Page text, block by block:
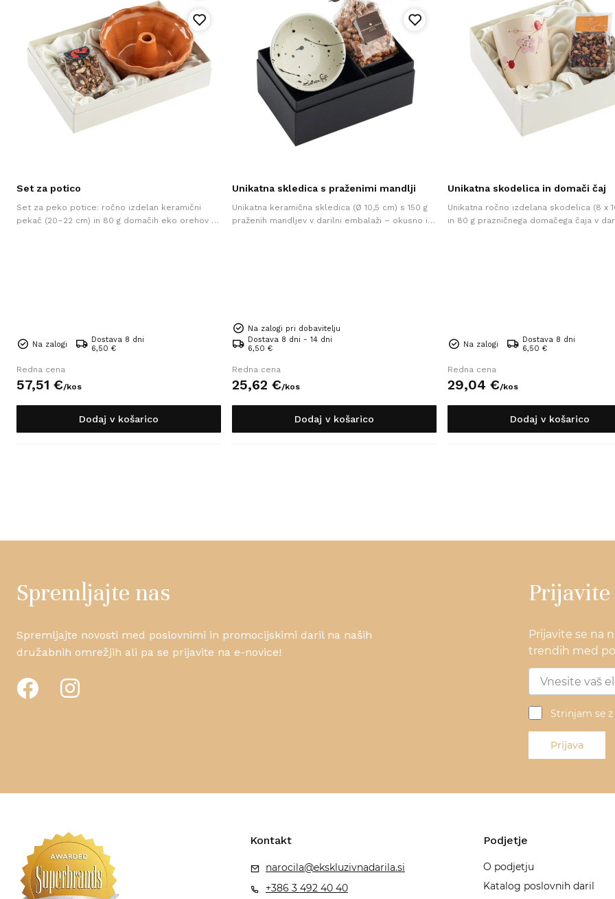
Set za potico
Set za peko potice: ročno izdelan keramični
pekač (20–22 cm) in 80 g domačih eko orehov v
Na zalogi
Dostava 8 dni
6,50 €
Redna cena
57,51 €/kos
Dodaj v košarico
Unikatna skledica s praženimi mandlji
Unikatna keramična skledica (Ø 10,5 cm) s 150 g
praženih mandljev v darilni embalaži – okusno in
Na zalogi pri dobavitelju
Dostava 8 dni - 14 dni
6,50 €
Redna cena
25,62 €/kos
Dodaj v košarico
Unikatna skodelica in domači čaj
Unikatna ročno izdelana skodelica (8 x
in 80 g prazničnega domačega čaja v
Na zalogi
Dostava 8 dni
6,50 €
Redna cena
29,04 €/kos
Dodaj v košarico
Spremljajte nas
Spremljajte novosti med poslovnimi in promocijskimi daril na naših
družabnih omrežjih ali pa se prijavite na e-novice!
Prijavite
Prijavite se na
trendih med
Strinjam se
Prijava
Kontakt
narocila@ekskluzivnadarila.si
+386 3 492 40 40
Podjetje
O podjetju
Katalog poslovnih daril